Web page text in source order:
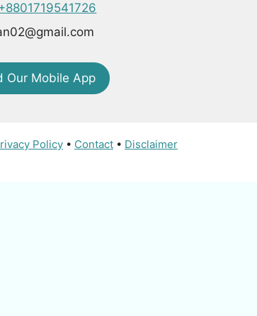
Our Mobile App
Policy • Contact • Disclaimer